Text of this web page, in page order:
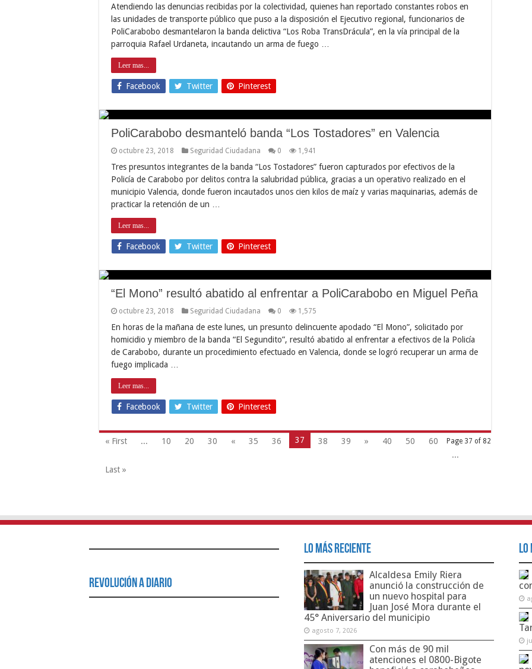
Atendiendo las denuncias recibidas por la colectividad, quienes han reportado constantes robos en
las unidades de transporte público que puso a la disposición el Ejecutivo regional, funcionarios de
PoliCarabobo desmantelaron la banda delictiva “Los Roba TransDrácula”, en la vía principal de la
parroquia Rafael Urdaneta, incautando un arma de fuego …
Leer mas...
Facebook Twitter Pinterest
PoliCarabobo desmanteló banda “Los Tostadores” en Valencia
octubre 23, 2018 Seguridad Ciudadana 0 1,941
Tres presuntos integrantes de la banda “Los Tostadores” fueron capturados por efectivos de la
Policía de Carabobo por delitos contra la salubridad pública, gracias a un operativo realizado en el
municipio Valencia, donde fueron incautados unos cien kilos de maíz y varias maquinarias, además de
practicar la retención de un …
Leer mas...
Facebook Twitter Pinterest
“El Mono” resultó abatido al enfrentar a PoliCarabobo en Miguel Peña
octubre 23, 2018 Seguridad Ciudadana 0 1,575
En horas de la mañana de este lunes, un presunto delincuente apodado “El Mono”, solicitado por
homicidio y miembro de la banda “El Segundito”, resultó abatido al enfrentar a efectivos de la Policía
de Carabobo, durante un procedimiento efectuado en Valencia, donde se logró recuperar un arma de
fuego implicada …
Leer mas...
Facebook Twitter Pinterest
Page 37 of 82
« First ... 10 20 30 « 35 36 37 38 39 » 40 50
60
...
Last »
Revolución a Diario
Lo Más Reciente
Alcaldesa Emily Riera
anunció la construcción de
un nuevo hospital para
Juan José Mora durante el
45° Aniversario del municipio
agosto 7, 2026
Con más de 90 mil
atenciones el 0800-Bigote